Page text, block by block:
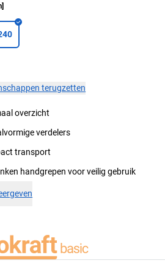
]
terugzetten
overzicht
verdelers
transport
handgrepen voor veilig gebruik